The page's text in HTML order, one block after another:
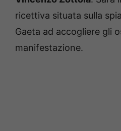
ricettiva situata sulla
Gaeta ad accogliere gli
manifestazione.